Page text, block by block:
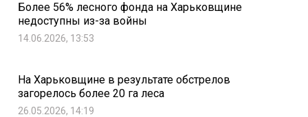
Более 56% лесного фонда на Харьковщине
недоступны из-за войны
14.06.2026, 13:53
На Харьковщине в результате обстрелов
загорелось более 20 га леса
26.05.2026, 14:19